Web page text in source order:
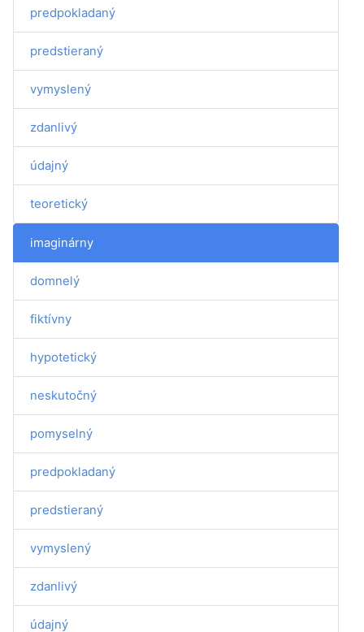
predpokladaný
predstieraný
vymyslený
zdanlivý
údajný
teoretický
imaginárny
domnelý
fiktívny
hypotetický
neskutočný
pomyselný
predpokladaný
predstieraný
vymyslený
zdanlivý
údajný